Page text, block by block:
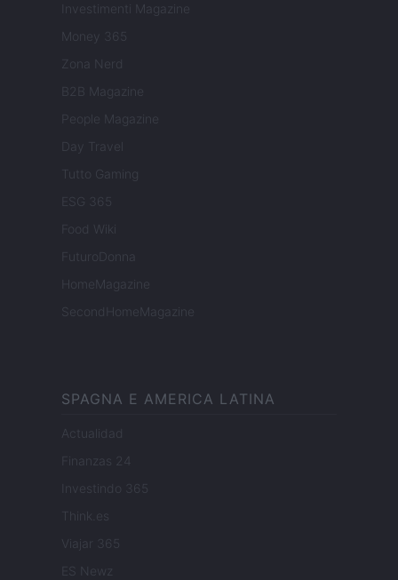
Investimenti Magazine
Money 365
Zona Nerd
B2B Magazine
People Magazine
Day Travel
Tutto Gaming
ESG 365
Food Wiki
FuturoDonna
HomeMagazine
SecondHomeMagazine
SPAGNA E AMERICA LATINA
Actualidad
Finanzas 24
Investindo 365
Think.es
Viajar 365
ES Newz